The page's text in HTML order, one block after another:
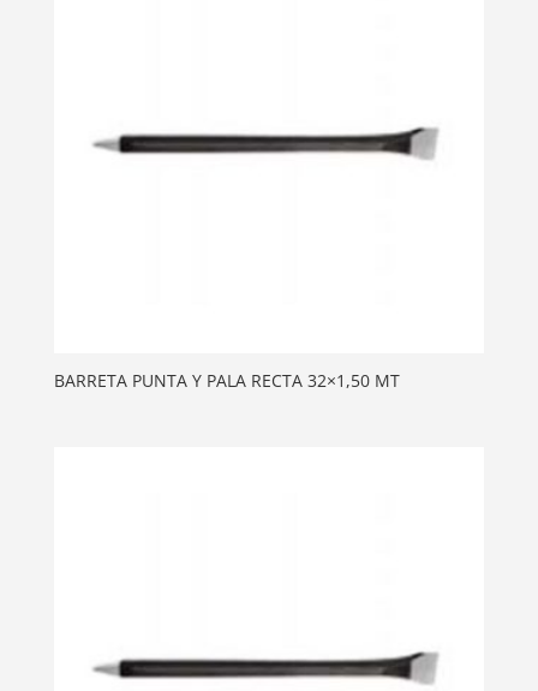
BARRETA PUNTA Y PALA RECTA 32×1,50 MT